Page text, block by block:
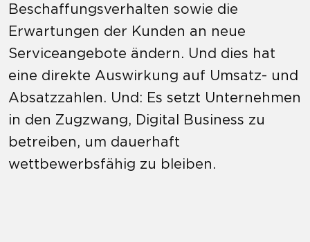
Beschaffungsverhalten sowie die
Erwartungen der Kunden an neue
Serviceangebote ändern. Und dies hat
eine direkte Auswirkung auf Umsatz- und
Absatzzahlen. Und: Es setzt Unternehmen
in den Zugzwang, Digital Business zu
betreiben, um dauerhaft
wettbewerbsfähig zu bleiben.